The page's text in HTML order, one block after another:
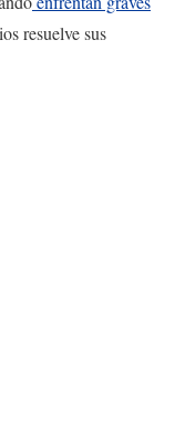
resuelve sus